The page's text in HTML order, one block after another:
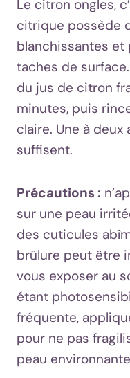
Le citron ongles,
citrique possède
blanchissantes et
taches de
du jus de citron
minutes, puis
claire. Une à
suffisent.
Précautions :
sur une peau
des cuticules
brûlure peut être
vous exposer au
étant
fréquente,
pour ne pas
peau